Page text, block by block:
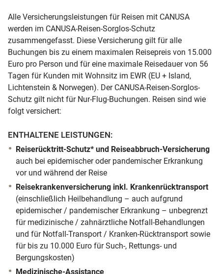
Alle Versicherungsleistungen für Reisen mit CANUSA
werden im CANUSA-Reisen-Sorglos-Schutz
zusammengefasst. Diese Versicherung gilt für alle
Buchungen bis zu einem maximalen Reisepreis von 15.000
Euro pro Person und für eine maximale Reisedauer von 56
Tagen für Kunden mit Wohnsitz im EWR (EU + Island,
Lichtenstein & Norwegen). Der CANUSA-Reisen-Sorglos-
Schutz gilt nicht für Nur-Flug-Buchungen. Reisen sind wie
folgt versichert:
ENTHALTENE LEISTUNGEN:
Reiserücktritt-Schutz* und Reiseabbruch-Versicherung
auch bei epidemischer oder pandemischer Erkrankung
vor und während der Reise
Reisekrankenversicherung inkl. Krankenrücktransport
(einschließlich Heilbehandlung – auch aufgrund
epidemischer / pandemischer Erkrankung – unbegrenzt
für medizinische / zahnärztliche Notfall-Behandlungen
und für Notfall-Transport / Kranken-Rücktransport sowie
für bis zu 10.000 Euro für Such-, Rettungs- und
Bergungskosten)
Medizinische-Assistance